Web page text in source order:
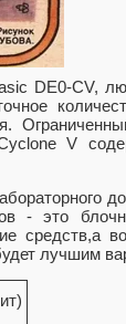
DE0-CV,
V
- это
средств,а
лучшим